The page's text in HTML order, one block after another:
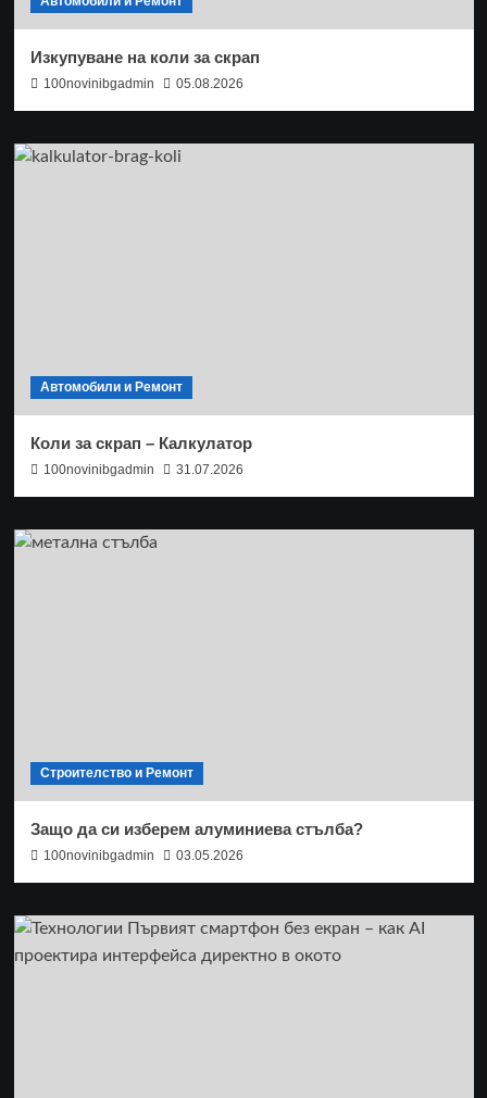
Изкупуване на коли за скрап
100novinibgadmin 05.08.2026
Автомобили и Ремонт
Коли за скрап – Калкулатор
100novinibgadmin 31.07.2026
Строителство и Ремонт
Защо да си изберем алуминиева стълба?
100novinibgadmin 03.05.2026